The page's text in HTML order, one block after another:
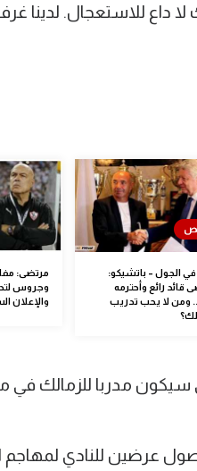
في الجول – باتشيكو:
قائد رائع وأحترمه
ومن لا يحب تدريب
مرتضى:
وجروس
والإعلان
مدربا للزمالك في
عرضين للنادي لمهاجم